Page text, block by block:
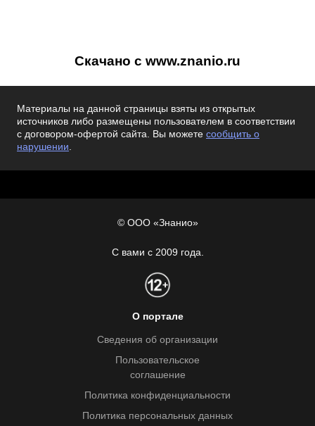
Скачано с www.znanio.ru
Материалы на данной страницы взяты из открытых
источников либо размещены пользователем в соответствии
с договором-офертой сайта. Вы можете сообщить о
нарушении.
© ООО «Знанио»
С вами с 2009 года.
О портале
Сведения об организации
Пользовательское
соглашение
Политика конфиденциальности
Политика персональных данных